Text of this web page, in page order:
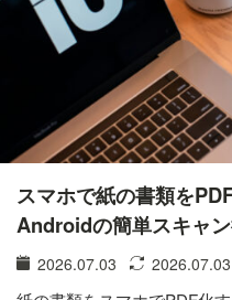
スマホで紙の書類を
Androidの簡単スキャ
2026.07.03 2026.07.03